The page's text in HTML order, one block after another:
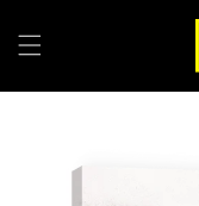
al contenido